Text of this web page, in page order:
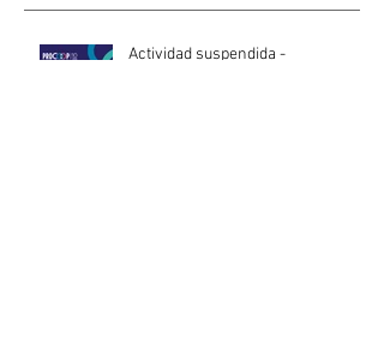
Actividad suspendida -